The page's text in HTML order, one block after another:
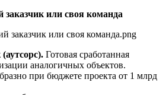
заказчик или своя команда
Готовая сработанная
аналогичных объектов.
при бюджете проекта от 1 млрд